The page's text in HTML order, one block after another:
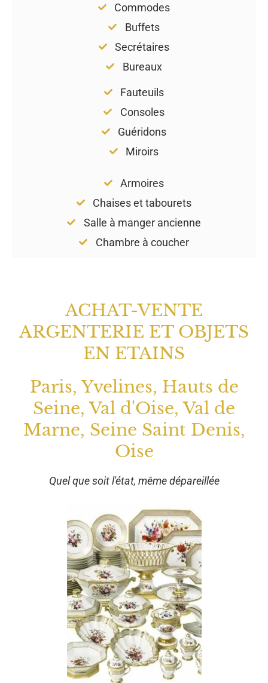
Commodes
Buffets
Secrétaires
Bureaux
Fauteuils
Consoles
Guéridons
Miroirs
Armoires
Chaises et tabourets
Salle à manger ancienne
Chambre à coucher
ACHAT-VENTE
ARGENTERIE ET OBJETS
EN ETAINS
Paris, Yvelines, Hauts de
Seine, Val d'Oise, Val de
Marne, Seine Saint Denis,
Oise
Quel que soit l'état, même dépareillée